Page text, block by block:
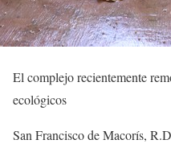
El complejo recientemente
ecológicos
San Francisco de Macorís,